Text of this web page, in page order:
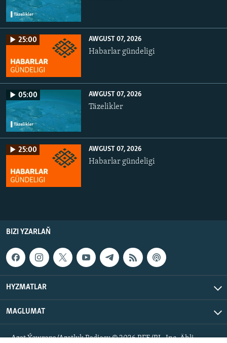
25:00 AWGUST 07, 2026
Habarlar gündeligi
05:00 AWGUST 07, 2026
Täzelikler
25:00 AWGUST 07, 2026
Habarlar gündeligi
BIZI YZARLAŇ
HYZMATLAR
MAGLUMAT
Azat Ýewropa/Azatlyk Radiosy © 2026 RFE/RL, Inc. Ähli